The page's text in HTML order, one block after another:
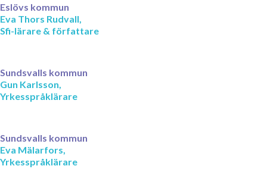
Eslövs kommun
Eva Thors Rudvall,
Sfi-lärare & författare
Sundsvalls kommun
Gun Karlsson,
Yrkesspråklärare
Sundsvalls kommun
Eva Mälarfors,
Yrkesspråklärare